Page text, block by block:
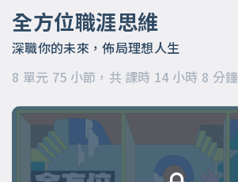
全方位職涯思維
深職你的未來，佈局理想人生
8 單元 75 小節，共 課時 14 小時 8 分鐘
第二章 【被領導階段】支持策略
第三章 【被領導階段】委身策略
第四章 【領導階段】開明策略
第五章 【領導階段】強勢策略